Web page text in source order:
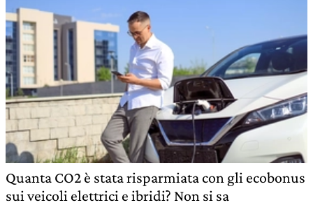
Quanta CO2 è stata risparmiata con gli ecobonus
sui veicoli elettrici e ibridi? Non si sa